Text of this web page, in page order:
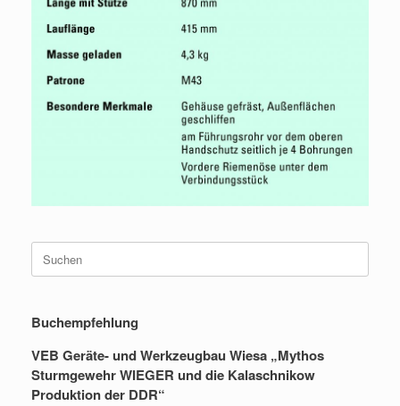
nach:
Buchempfehlung
VEB Geräte- und Werkzeugbau Wiesa „Mythos
Sturmgewehr WIEGER und die Kalaschnikow
Produktion der DDR“